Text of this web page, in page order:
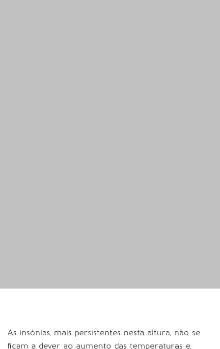
As insónias, mais persistentes nesta altura, não se
ficam a dever ao aumento das temperaturas e,